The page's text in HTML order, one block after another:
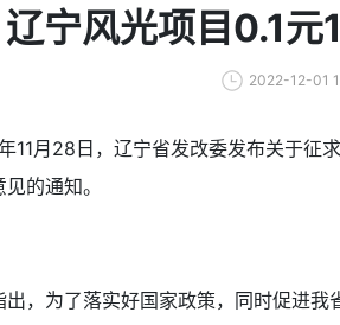
辽宁风光项目0.1元
2022-12-01
11月28日，辽宁省发改委发布关于征
的通知。
出，为了落实好国家政策，同时促进